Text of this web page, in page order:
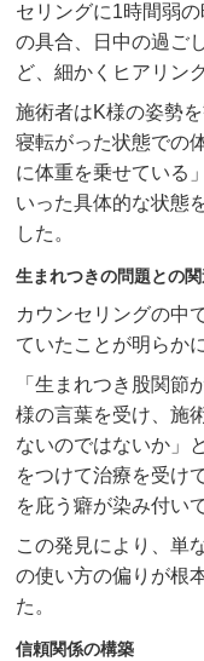
セリングに1時間弱
の具合、日中の過ご
ど、細かくヒアリン
施術者はK様の姿勢
寝転がった状態での
に体重を乗せている
いった具体的な状態
した。
生まれつきの問題との
カウンセリングの中
ていたことが明らか
「生まれつき股関節
様の言葉を受け、施
ないのではないか」
をつけて治療を受け
を庇う癖が染み付い
この発見により、単
の使い方の偏りが根
た。
信頼関係の構築